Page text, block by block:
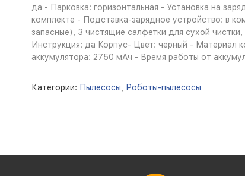
да - Парковка: горизонтальная - Установка на
комплекте - Подставка-зарядное устройство: в
запасные), 3 чистящие салфетки для сухой
Инструкция: да Корпус- Цвет: черный - Материал
аккумулятора: 2750 мАч - Время работы от
Категории: Пылесосы Роботы-пылесосы